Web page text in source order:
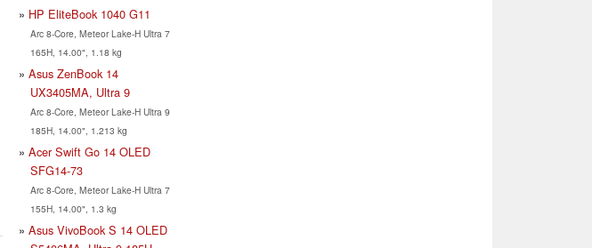
HP EliteBook 1040 G11
Arc 8-Core, Meteor Lake-H Ultra 7
165H, 14.00", 1.18 kg
Asus ZenBook 14
UX3405MA, Ultra 9
Arc 8-Core, Meteor Lake-H Ultra 9
185H, 14.00", 1.213 kg
Acer Swift Go 14 OLED
SFG14-73
Arc 8-Core, Meteor Lake-H Ultra 7
155H, 14.00", 1.3 kg
Asus VivoBook S 14 OLED